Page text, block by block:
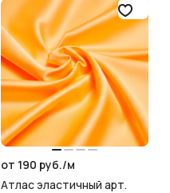
от 190 руб./м
Атлас эластичный арт.